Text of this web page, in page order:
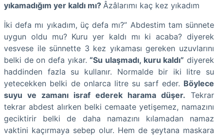
yıkamadığım yer kaldı mı? Âzâlarımı kaç kez yıkadım
İki defa mı yıkadım, üç defa mı?” Abdestim tam sünnete
uygun oldu mu? Kuru yer kaldı mı ki acaba? diyerek
vesvese ile sünnette 3 kez yıkaması gereken uzuvlarını
belki de on defa yıkar. “Su ulaşmadı, kuru kaldı” diyerek
haddinden fazla su kullanır. Normalde bir iki litre su
yetecekken belki de onlarca litre su sarf eder. Böylece
suyu ve zamanı israf ederek harama düşer. Tekrar
tekrar abdest alırken belki cemaate yetişemez, namazını
geciktirir belki de daha namazını kılamadan namaz
vaktini kaçırmaya sebep olur. Hem de şeytana maskara